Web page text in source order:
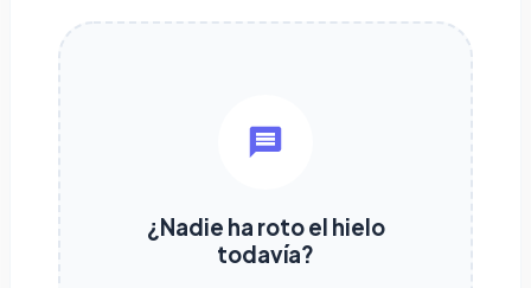
¿Nadie ha roto el hielo
todavía?